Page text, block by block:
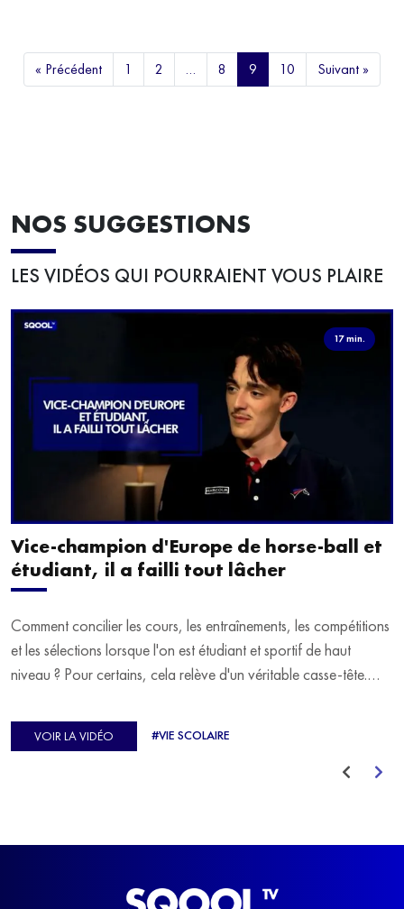
« Précédent 1 2 … 8 9 10 Suivant »
NOS SUGGESTIONS
LES VIDÉOS QUI POURRAIENT VOUS PLAIRE
17 min.
Vice-champion d'Europe de horse-ball et
étudiant, il a failli tout lâcher
Comment concilier les cours, les entraînements, les compétitions
et les sélections lorsque l'on est étudiant et sportif de haut
niveau ? Pour certains, cela relève d'un véritable casse-tête.
d'Europe de Horse-ball, qui a failli abandonner ses études
avant de trouver un nouvel équilibre.
VOIR LA VIDÉO #VIE SCOLAIRE